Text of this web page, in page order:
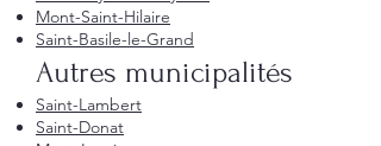
Mont-Saint-Hilaire
Saint-Basile-le-Grand
Autres municipalités
Saint-Lambert
Saint-Donat